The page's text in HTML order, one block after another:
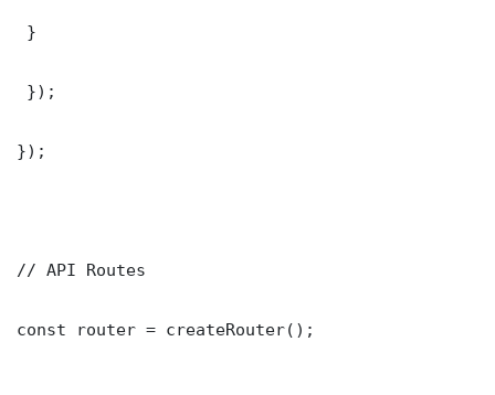
}
});
});
// API Routes
const router = createRouter();